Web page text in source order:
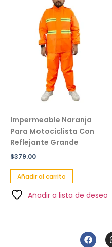
Impermeable Naranja
Para Motociclista Con
Reflejante Grande
$379.00
Añadir al carrito
Añadir a lista de deseo